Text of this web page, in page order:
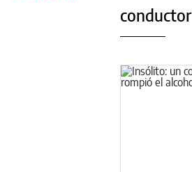
conductor